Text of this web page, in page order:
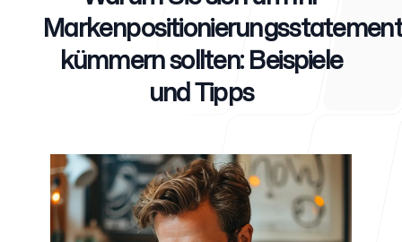
Für Startups
Für Agenturen
Markenpositionierungsstatement
kümmern sollten: Beispiele
und Tipps